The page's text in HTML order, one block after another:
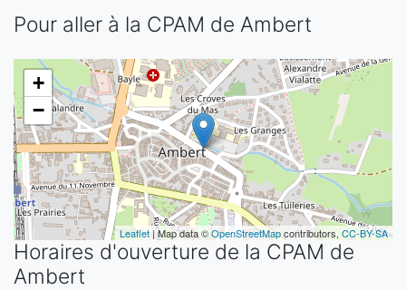
Pour aller à la CPAM de Ambert
+
−
Leaflet | Map data ©OpenStreetMapcontributors, CC-BY-SA
Horaires d'ouverture de la CPAM de
Ambert